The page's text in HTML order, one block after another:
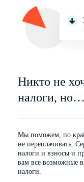
Никто не
налоги, но…
Мы поможем, по
не переплачивать.
налоги и взносы и
вам все возможные
налоги.